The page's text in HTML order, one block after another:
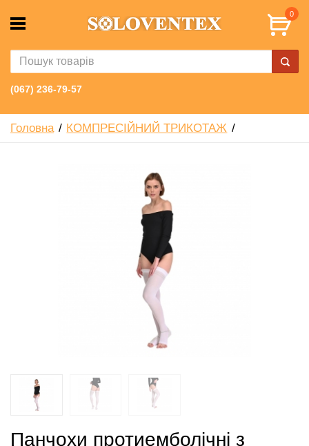
0
(067) 236-79-57
Головна КОМПРЕСІЙНИЙ ТРИКОТАЖ
Панчохи протиемболічні з